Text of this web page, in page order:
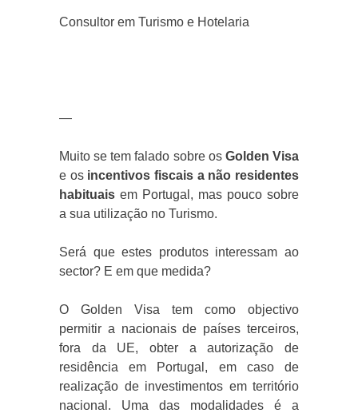
Consultor em Turismo e Hotelaria
—
Muito se tem falado sobre os Golden Visa
e osincentivos fiscais a não residentes
habituais em Portugal, mas pouco sobre
a sua utilização no Turismo.
Será que estes produtos interessam ao
sector? E em que medida?
O Golden Visa tem como objectivo
permitir a nacionais de países terceiros,
fora da UE, obter a autorização de
residência em Portugal, em caso de
realização de investimentos em território
nacional. Uma das modalidades é a